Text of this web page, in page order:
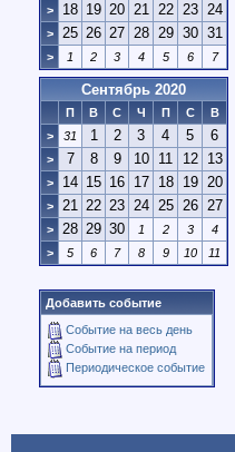
> 18 19 20 21 22 23 24
> 25 26 27 28 29 30 31
> 1 2 3 4 5 6 7
Сентябрь 2020
П В С Ч П С
В
>
31 1 2 3 4 5 6
> 7 8 9 10 11 12 13
> 14 15 16 17 18 19 20
> 21 22 23 24 25 26 27
> 28 29 30 1 2 3
4
>
5 6 7 8 9 10 11
Добавить событие
Событие на весь день
Событие на период
Периодическое событие